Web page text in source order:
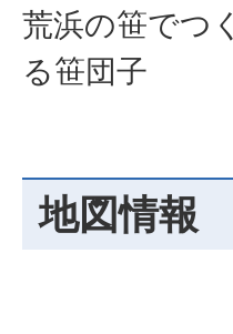
荒浜の笹でつく
る笹団子
地図情報